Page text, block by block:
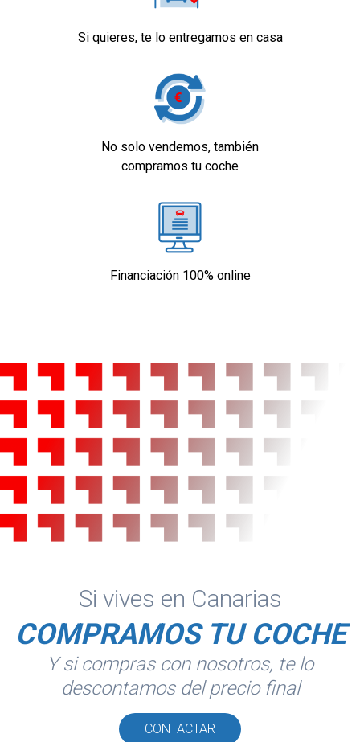
Si quieres, te lo entregamos en casa
No solo vendemos, también
compramos tu coche
Financiación 100% online
Si vives en Canarias
COMPRAMOS TU COCHE
Y si compras con nosotros, te lo
descontamos del precio final
CONTACTAR